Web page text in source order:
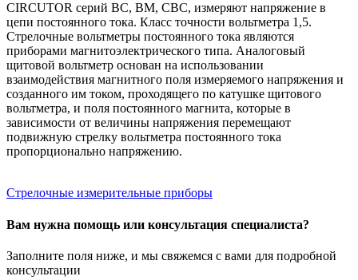
CIRCUTOR серий BC, BM, CBC, измеряют напряжение в
цепи постоянного тока. Класс точности вольтметра 1,5.
Стрелочные вольтметры постоянного тока являются
приборами магнитоэлектрического типа. Аналоговый
щитовой вольтметр основан на использовании
взаимодействия магнитного поля измеряемого напряжения и
созданного им током, проходящего по катушке щитового
вольтметра, и поля постоянного магнита, которые в
зависимости от величины напряжения перемещают
подвижную стрелку вольтметра постоянного тока
пропорционально напряжению.
Стрелочные измерительные приборы
Вам нужна помощь или консультация специалиста?
Заполните поля ниже, и мы свяжемся с вами для подробной
консультации